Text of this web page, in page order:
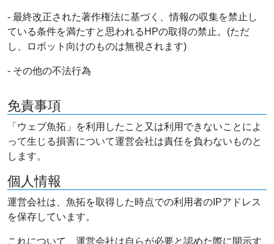
- 最終改正された著作権法に基づく、情報の収集を禁止し
ている条件を満たすと思われるHPの取得の禁止。(ただ
し、ロボット向けのものは無視されます)
- その他の不法行為
免責事項
「ウェブ魚拓」を利用したこと又は利用できないことによ
って生じる損害について運営会社は責任を負わないものと
します。
個人情報
運営会社は、魚拓を取得した時点での利用者のIPアドレス
を保存しています。
これについて、運営会社は自らが必要と認めた際に開示す